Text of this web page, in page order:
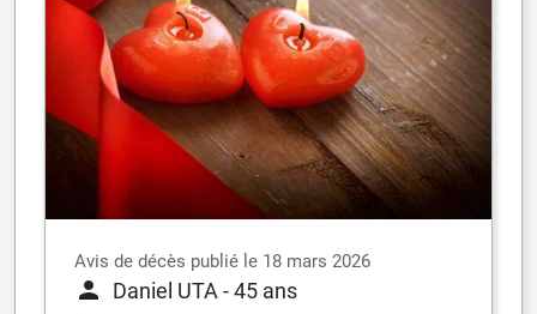
Avis de décès publié le 18 mars 2026
Daniel UTA - 45 ans